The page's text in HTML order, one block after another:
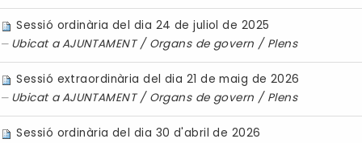
Sessió ordinària del dia 24 de juliol de 2025
Ubicat aAJUNTAMENT / Organs de govern / Plens
Sessió extraordinària del dia 21 de maig de 2026
Ubicat aAJUNTAMENT / Organs de govern / Plens
Sessió ordinària del dia 30 d'abril de 2026